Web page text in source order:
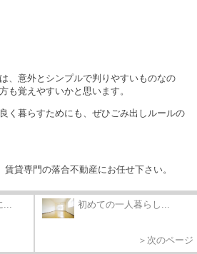
、意外とシンプルで判りやすいものなの
も覚えやすいかと思います。
く暮らすためにも、ぜひごみ出しルールの
賃貸専門の落合不動産にお任せ下さい。
初めての一人暮らし...
＞次のページ